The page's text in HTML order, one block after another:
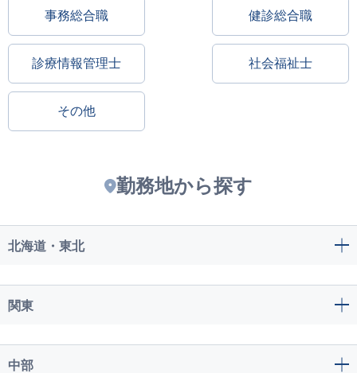
事務総合職 健診総合職
診療情報管理士 社会福祉士
その他
勤務地から探す
北海道・東北
関東
中部